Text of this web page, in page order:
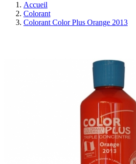
Accueil
Colorant
Colorant Color Plus Orange 2013